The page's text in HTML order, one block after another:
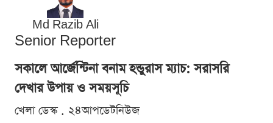
Md Razib Ali
Senior Reporter
সকালে আর্জেন্টিনা বনাম হন্ডুরাস ম্যাচ: সরাসরি
দেখার উপায় ও সময়সূচি
খেলা ডেস্ক . ২৪আপডেটনিউজ